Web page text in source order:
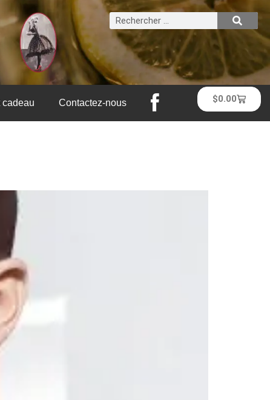
cadeau Contactez-nous $0.00